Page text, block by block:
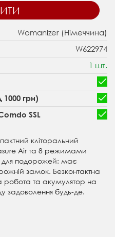
Womanizer (Німеччина)
W622974
1 шт.
грн)
SSL
кліторальний
Air та 8 режимами
для подорожей: має
замок. Безконтактна
та акумулятор на
задоволення будь-де.